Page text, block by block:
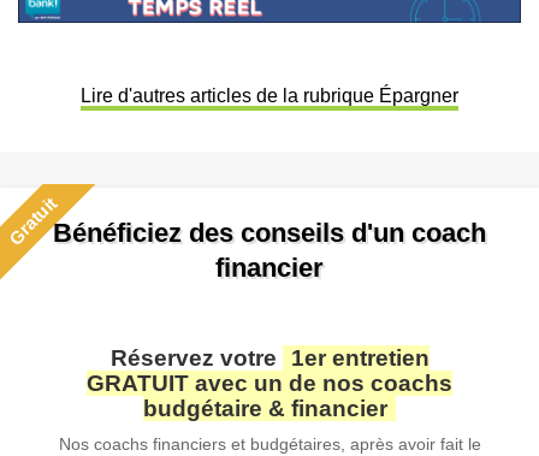
Lire d'autres articles de la rubrique Épargner
GratuitBénéficiez des conseils d'un coach
financier
Réservez votre
1er entretien
GRATUIT avec un de nos coachs
budgétaire & financier
Nos coachs financiers et budgétaires, après avoir fait le